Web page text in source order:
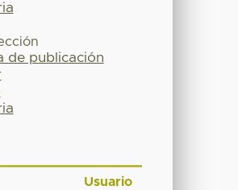
de publicación
Usuario